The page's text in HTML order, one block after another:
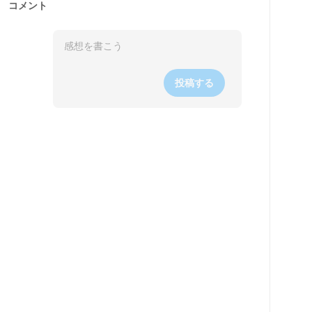
コメント
投稿する